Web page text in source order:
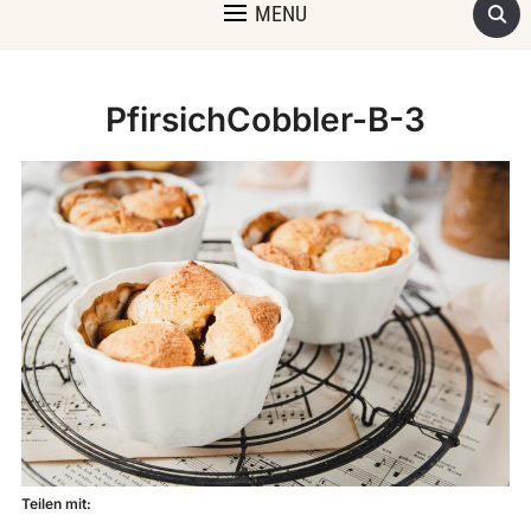
MENU
PfirsichCobbler-B-3
Teilen mit: